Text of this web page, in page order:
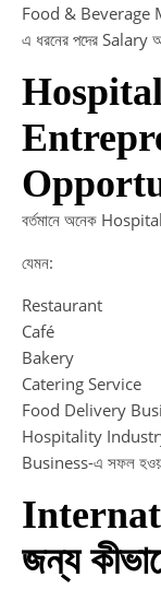
Food & Beverage
এ ধরনের পদের Salary
বর্তমানে অনেক
যেমন:
Restaurant
Café
Bakery
Catering Service
Food Delivery
Hospitality
Business-এ সফল
জন্য